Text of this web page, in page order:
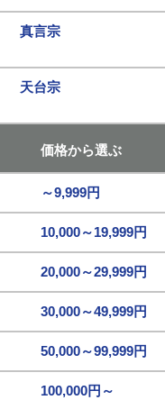
真言宗
天台宗
価格から選ぶ
～9,999円
10,000～19,999円
20,000～29,999円
30,000～49,999円
50,000～99,999円
100,000円～